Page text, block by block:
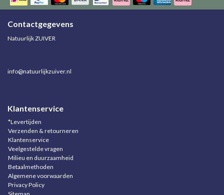
Contactgegevens
Natuurlijk ZUIVER
info@natuurlijkzuiver.nl
Klantenservice
*Levertijden
Verzenden & retourneren
Klantenservice
Veelgestelde vragen
Milieu en duurzaamheid
Betaalmethoden
Algemene voorwaarden
Privacy Policy